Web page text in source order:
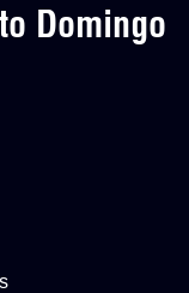
Domingo